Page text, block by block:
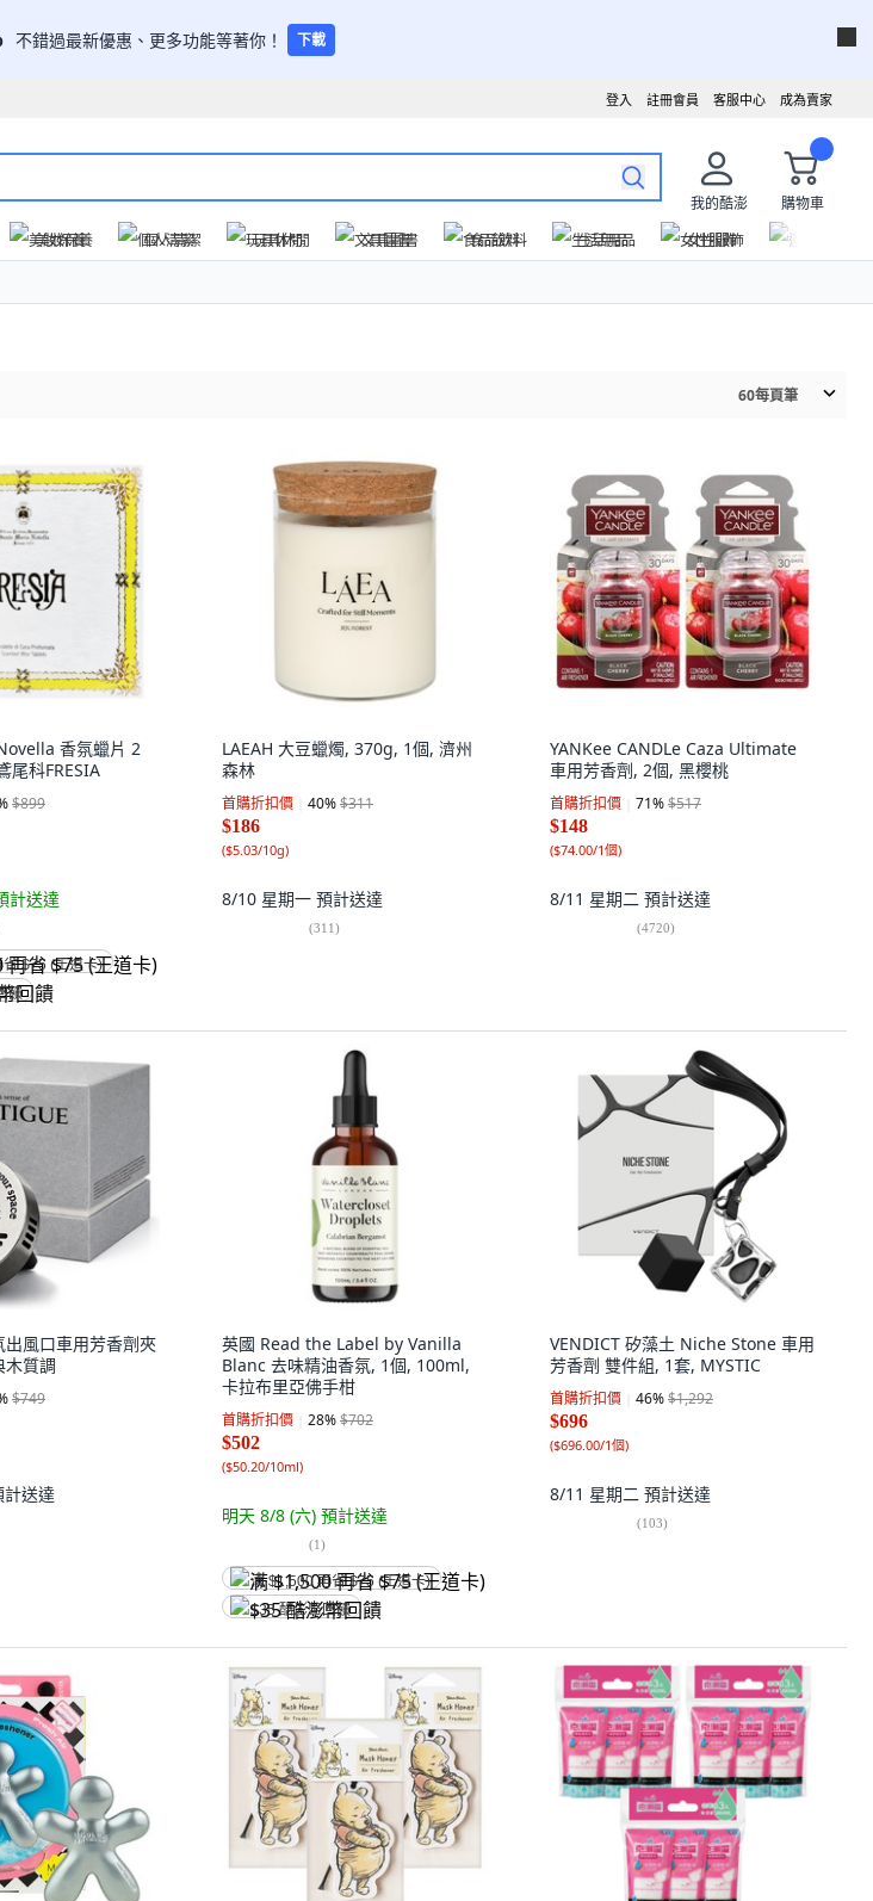
不錯過最新優惠、更多功能等著你！ 下載
成為賣家
客服中心
註冊會員
登入
我的酷澎
購物車
美妝保養 個人清潔 玩具休閒 文具圖書 食品飲料 生活用品 女性服飾
60每頁筆
香氛蠟片 2
尾科FRESIA
$899
計送達
$75 (王道卡)
饋
LAEAH 大豆蠟燭, 370g, 1個, 濟州
森林
首購折扣價 40%$311
$186
($5.03/10g)
8/10 星期一 預計送達
(311)
YANKee CANDLe Caza Ultimate
車用芳香劑, 2個, 黑櫻桃
首購折扣價 71%$517
$148
($74.00/1個)
8/11 星期二 預計送達
(4720)
風口車用芳香劑夾
木質調
$749
計送達
英國 Read the Label by Vanilla
Blanc 去味精油香氛, 1個, 100ml,
卡拉布里亞佛手柑
首購折扣價 28%$702
$502
($50.20/10ml)
明天 8/8 (六) 預計送達
(1)
满 $1,500 再省 $75 (王道卡)
$35 酷澎幣回饋
VENDICT 矽藻土 Niche Stone 車用
芳香劑 雙件組, 1套, MYSTIC
首購折扣價 46%$1,292
$696
($696.00/1個)
8/11 星期二 預計送達
(103)